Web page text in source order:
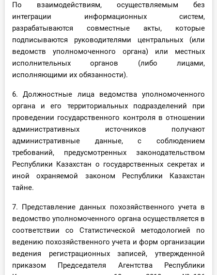
По взаимодействиям, осуществляемым без
интеграции информационных систем,
разрабатываются совместные акты, которые
подписываются руководителями центральных (или
ведомств уполномоченного органа) или местных
исполнительных органов (либо лицами,
исполняющими их обязанности).
6. Должностные лица ведомства уполномоченного
органа и его территориальных подразделений при
проведении государственного контроля в отношении
административных источников получают
административные данные, с соблюдением
требований, предусмотренных законодательством
Республики Казахстан о государственных секретах и
иной охраняемой законом Республики Казахстан
тайне.
7. Представление данных похозяйственного учета в
ведомство уполномоченного органа осуществляется в
соответствии со Статистической методологией по
ведению похозяйственного учета и форм организации
ведения регистрационных записей, утвержденной
приказом Председателя Агентства Республики